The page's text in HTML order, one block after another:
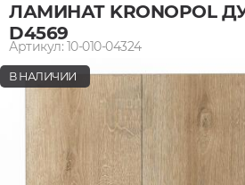
ЛАМИНАТ KRONOPOL
D4569
Артикул: 10-010-04324
В НАЛИЧИИ